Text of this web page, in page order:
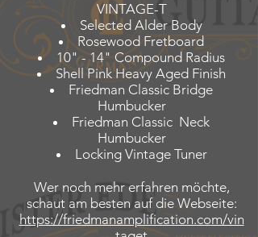
VINTAGE-T
Selected Alder Body
Rosewood Fretboard
10" - 14" Compound Radius
Shell Pink Heavy Aged Finish
Friedman Classic Bridge
Humbucker
Friedman Classic Neck
Humbucker
Locking Vintage Tuner
Wer noch mehr erfahren möchte,
schaut am besten auf die Webseite:
https://friedmanamplification.com/vin